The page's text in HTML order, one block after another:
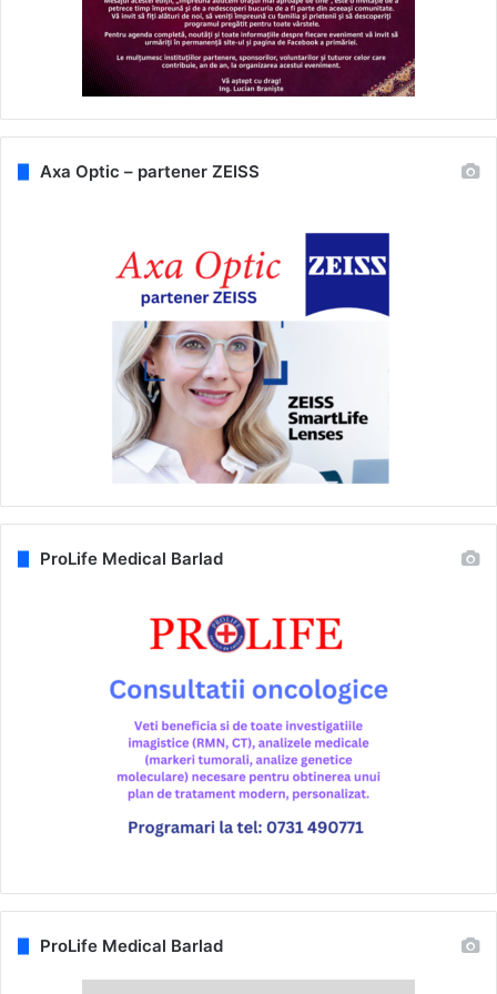
Axa Optic – partener ZEISS
ProLife Medical Barlad
ProLife Medical Barlad